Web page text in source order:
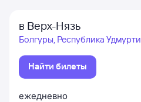
в Верх-Нязь
Болгуры, Республика
Найти билеты
ежедневно